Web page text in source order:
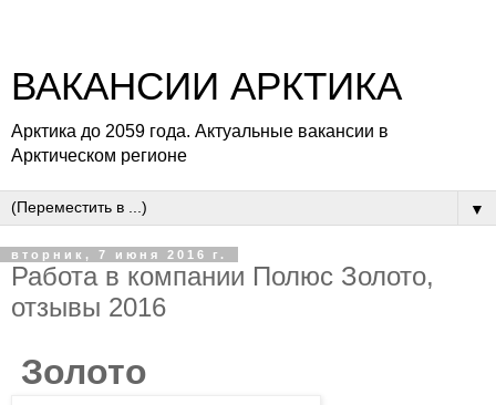
ВАКАНСИИ АРКТИКА
Арктика до 2059 года. Актуальные вакансии в
Арктическом регионе
▼
вторник, 7 июня 2016 г.
Работа в компании Полюс Золото,
отзывы 2016
Золото